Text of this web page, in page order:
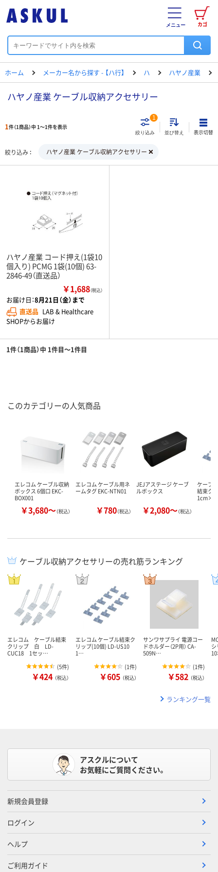
カゴ
メニュー
ホーム メーカー名から探す - 【ハ行】 ハ ハヤノ産業
ハヤノ産業 ケーブル収納アクセサリー
1件（1商品）中 1～1件を表示
絞り込み
1
並び替え 表示切替
絞り込み ハヤノ産業 ケーブル収納アクセサリー
ハヤノ産業 コード押え(1袋10
個入り) PCMG 1袋(10個) 63-
2846-49（直送品）
￥1,688（税込）
お届け日：8月21日（金）まで
直送品 LAB & Healthcare
SHOPからお届け
1件（1商品）中 1件目～1件目
このカテゴリーの人気商品
エレコム ケーブル収納
ボックス 6個口 EKC-
BOX001
￥3,680～（税込）
エレコム ケーブル用ネ
ームタグ EKC-NTN01
￥780（税込）
JEJアステージ ケーブ
ルボックス
￥2,080～（税込）
ケーブ
結束ク
1cm×…
ケーブル収納アクセサリーの売れ筋ランキング
エレコム ケーブル結束
クリップ 白 LD-
CUC18 1セッ…
(5件)
￥424 （税込）
エレコム ケーブル結束ク
リップ(10個) LD-US10
1…
(1件)
￥605 （税込）
サンワサプライ 電源コー
ドホルダー（2P用） CA-
509N…
(1件)
￥582 （税込）
ランキング一覧
アスクルについて
お気軽にご質問ください。
新規会員登録
ログイン
ヘルプ
ご利用ガイド